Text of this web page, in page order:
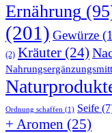
Ernährung
(201) Gewürze
(2) Kräuter (24)
Ordnung schaffen (1) Seife
+ Aromen (25)